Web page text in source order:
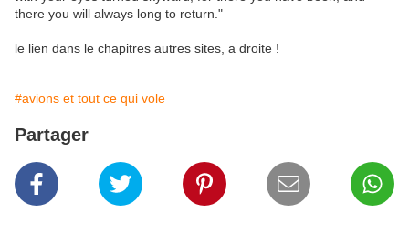
there you will always long to return."
le lien dans le chapitres autres sites, a droite !
#avions et tout ce qui vole
Partager